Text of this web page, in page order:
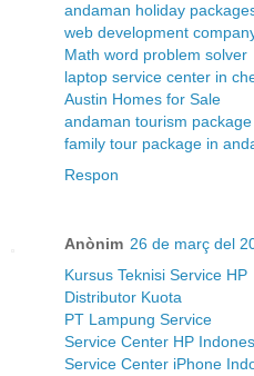
andaman holiday
web development
Math word problem solver
laptop service center in
Austin Homes for Sale
andaman tourism package
family tour package in
Respon
Anònim 26 de març del
Kursus Teknisi Service HP
Distributor Kuota
PT Lampung Service
Service Center HP
Service Center iPhone